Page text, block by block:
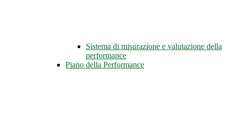
Sistema di misurazione e valutazione della
performance
Piano della Performance